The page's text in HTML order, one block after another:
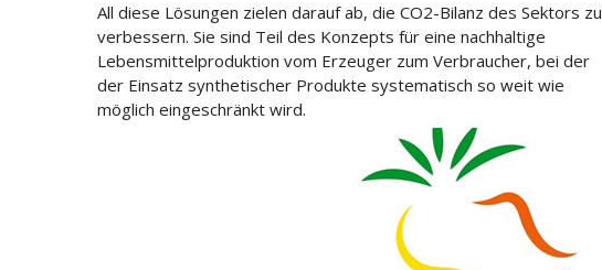
All diese Lösungen zielen darauf ab, die CO2-Bilanz des Sektors zu
verbessern. Sie sind Teil des Konzepts für eine nachhaltige
Lebensmittelproduktion vom Erzeuger zum Verbraucher, bei der
der Einsatz synthetischer Produkte systematisch so weit wie
möglich eingeschränkt wird.